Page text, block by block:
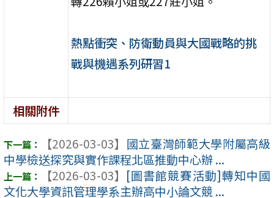
熱點衝突、防衛動員與大國戰略的挑
戰與機遇系列研習1
相關附件
【2026-03-03】 國立臺灣師範大學附屬高級
中學檢送探究與實作課程北區推動中心辦 ...
【2026-03-03】 [圖書館競賽活動]轉知中國
文化大學資訊管理學系主辦高中小論文競 ...